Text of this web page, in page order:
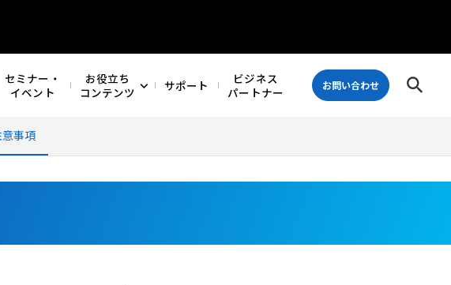
セミナー・
イベント
お役立ち
コンテンツ
サポート
ビジネス
パートナー
お問い合わせ
事項